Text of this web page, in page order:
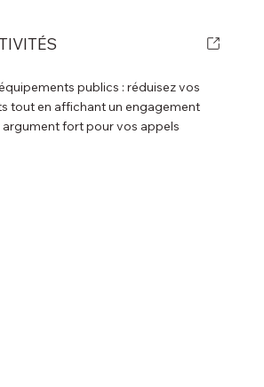
publics : réduisez vos
tout en affichant un engagement
argument fort pour vos appels